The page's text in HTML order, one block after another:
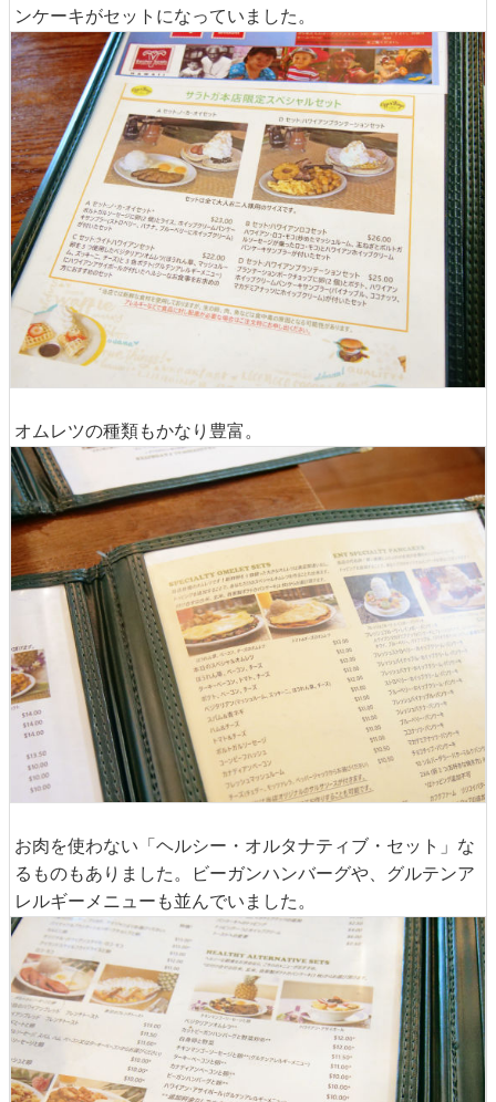
ンケーキがセットになっていました。
オムレツの種類もかなり豊富。
お肉を使わない「ヘルシー・オルタナティブ・セット」な
るものもありました。ビーガンハンバーグや、グルテンア
レルギーメニューも並んでいました。